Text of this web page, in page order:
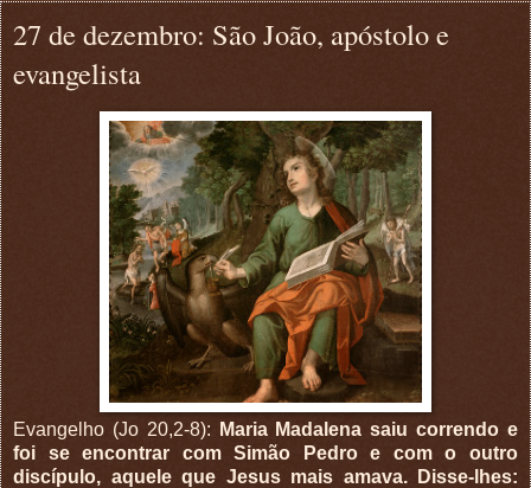
27 de dezembro: São João, apóstolo e
evangelista
Evangelho (Jo 20,2-8):
Maria Madalena saiu correndo e
foi se encontrar com Simão Pedro e com o outro
discípulo, aquele que Jesus mais amava. Disse-lhes: